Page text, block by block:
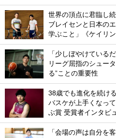
世界の頂点に君臨し
ブレイセンと日本の
学ぶこと」《ケイリ
「少しぼやけている
リーグ屈指のシュー
る”ことの重要性
38歳でも進化を続け
バスケが上手くなっ
ぶ賞 受賞者インタビ
「会場の声は自分を